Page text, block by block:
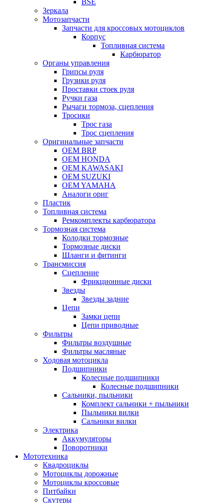
BSE
Зеркала
Мотозапчасти
Запчасти для кроссовых мотоциклов
Корпус
Топливная система
Карбюратор
Органы управления
Грипсы руля
Грузики руля
Проставки стоек руля
Ручки газа
Рычаги тормоза, сцепления
Тросики
Трос газа
Трос сцепления
Оригинальные запчасти
OEM BRP
OEM HONDA
OEM KAWASAKI
OEM SUZUKI
OEM YAMAHA
Аналоги ориг
Пластик
Топливная система
Ремкомплекты карбюратора
Тормозная система
Колодки тормозные
Тормозные диски
Шланги и фитинги
Трансмиссия
Cцепление
Фрикционные диски
Звезды
Звезды задние
Цепи
Замки цепи
Цепи приводные
Фильтры
Фильтры воздушные
Фильтры масляные
Ходовая мотоцикла
Подшипники
Колесные подшипники
Колесные подшипники
Сальники, пыльники
Комплект сальники + пыльники
Пыльники вилки
Сальники вилки
Электрика
Аккумуляторы
Поворотники
Мототехника
Квадроциклы
Мотоциклы дорожные
Мотоциклы кроссовые
Питбайки
Скутеры